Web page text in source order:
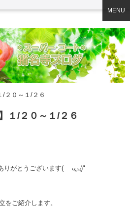
MENU
/２０～１/２６
１/２０～１/２６
りがとうございます( ᴗ͈ˬᴗ͈)"
をご紹介します。